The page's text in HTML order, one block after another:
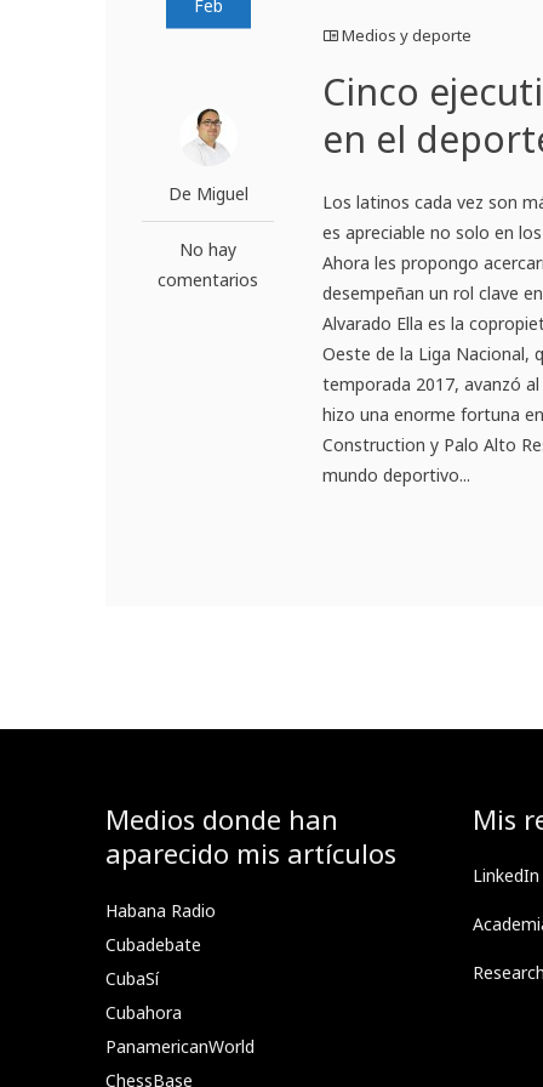
De Miguel
No hay
comentarios
Medios y deporte
Cinco
en el
Los latinos cada vez son
es apreciable no solo en
Ahora les propongo
desempeñan un rol clave
Alvarado Ella es la
Oeste de la Liga Nacional,
temporada 2017, avanzó
hizo una enorme fortuna
Construction y Palo Alto
mundo deportivo...
Medios donde han
aparecido mis artículos
Habana Radio
Cubadebate
CubaSí
Cubahora
PanamericanWorld
ChessBase
Mis
LinkedIn